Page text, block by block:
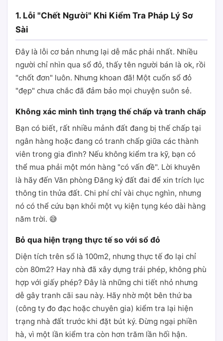
1. Lỗi "Chết Người" Khi Kiểm Tra Pháp Lý Sơ
Sài
Đây là lỗi cơ bản nhưng lại dễ mắc phải nhất. Nhiều
người chỉ nhìn qua sổ đỏ, thấy tên người bán là ok, rồi
"chốt đơn" luôn. Nhưng khoan đã! Một cuốn sổ đỏ
"đẹp" chưa chắc đã đảm bảo mọi chuyện suôn sẻ.
Không xác minh tình trạng thế chấp và tranh chấp
Bạn có biết, rất nhiều mảnh đất đang bị thế chấp tại
ngân hàng hoặc đang có tranh chấp giữa các thành
viên trong gia đình? Nếu không kiểm tra kỹ, bạn có
thể mua phải một món hàng "có vấn đề". Lời khuyên
là hãy đến Văn phòng Đăng ký đất đai để xin trích lục
thông tin thửa đất. Chi phí chỉ vài chục nghìn, nhưng
nó có thể cứu bạn khỏi một vụ kiện tụng kéo dài hàng
năm trời. 😅
Bỏ qua hiện trạng thực tế so với sổ đỏ
Diện tích trên sổ là 100m2, nhưng thực tế đo lại chỉ
còn 80m2? Hay nhà đã xây dựng trái phép, không phù
hợp với giấy phép? Đây là những chi tiết nhỏ nhưng
dễ gây tranh cãi sau này. Hãy nhờ một bên thứ ba
(công ty đo đạc hoặc chuyên gia) kiểm tra lại hiện
trạng nhà đất trước khi đặt bút ký. Đừng ngại phiền
hà, vì một lần kiểm tra còn hơn trăm lần hối hận.